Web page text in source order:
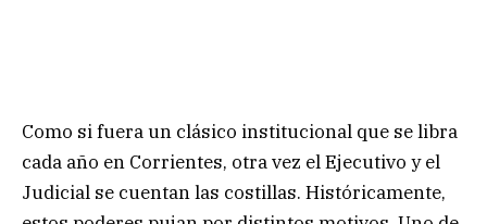
Como si fuera un clásico institucional que se libra
cada año en Corrientes, otra vez el Ejecutivo y el
Judicial se cuentan las costillas. Históricamente,